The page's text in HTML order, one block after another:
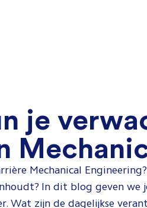
Software &
Engineers
Monteurs
je
Mechanical
In dit blog geven we
Wat zijn de dagelijkse